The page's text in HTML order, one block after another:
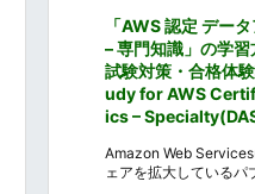
「AWS 認定 デー
– 専門知識」の学習
試験対策・合格体
udy for AWS
ics –
Amazon Web
ェアを拡大しているパ